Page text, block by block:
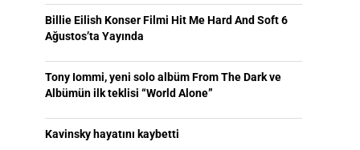
Billie Eilish Konser Filmi Hit Me Hard And Soft 6
Ağustos’ta Yayında
Tony Iommi, yeni solo albüm From The Dark ve
Albümün ilk teklisi “World Alone”
Kavinsky hayatını kaybetti